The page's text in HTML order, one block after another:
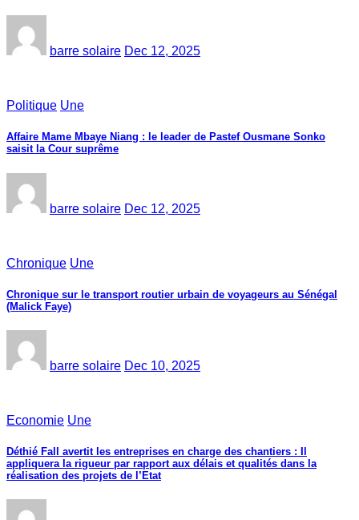
barre solaire Dec 12, 2025
Politique Une
Affaire Mame Mbaye Niang : le leader de Pastef Ousmane Sonko
saisit la Cour suprême
barre solaire Dec 12, 2025
Chronique Une
Chronique sur le transport routier urbain de voyageurs au Sénégal
(Malick Faye)
barre solaire Dec 10, 2025
Economie Une
Déthié Fall avertit les entreprises en charge des chantiers : Il
appliquera la rigueur par rapport aux délais et qualités dans la
réalisation des projets de l’Etat